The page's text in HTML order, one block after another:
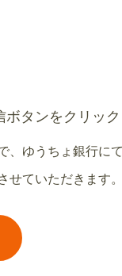
タンをクリック
、ゆうちょ銀行
ていただきます。